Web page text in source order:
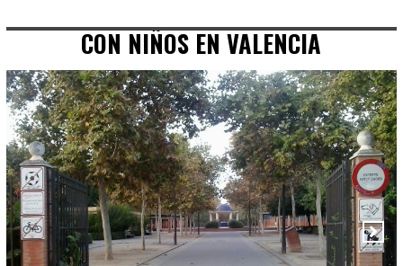
CON NIÑOS EN VALENCIA